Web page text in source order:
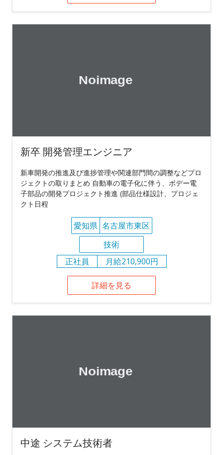
新卒 開発管理エンジニア
新車開発の推進及び進捗管理や関連部門間の調整などプロ
ジェクトの取りまとめ 自動車の電子化に伴う、ボデー電
子部品の開発プロジェクト推進 (部品仕様設計、プロジェ
クト日程
愛知県 名古屋市東区
技術
正社員
月給210,900円
詳細を見る
中途 システム技術者